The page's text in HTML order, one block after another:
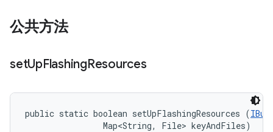
公共方法
setUpFlashingResources
public static boolean setUpFlashingResources (
                Map<String, File> keyAndFiles)